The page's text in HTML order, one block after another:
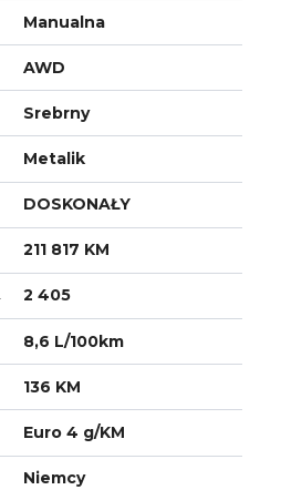
Manualna
AWD
Srebrny
Metalik
DOSKONAŁY
211 817 KM
2 405
8,6 L/100km
136 KM
Euro 4 g/KM
Niemcy